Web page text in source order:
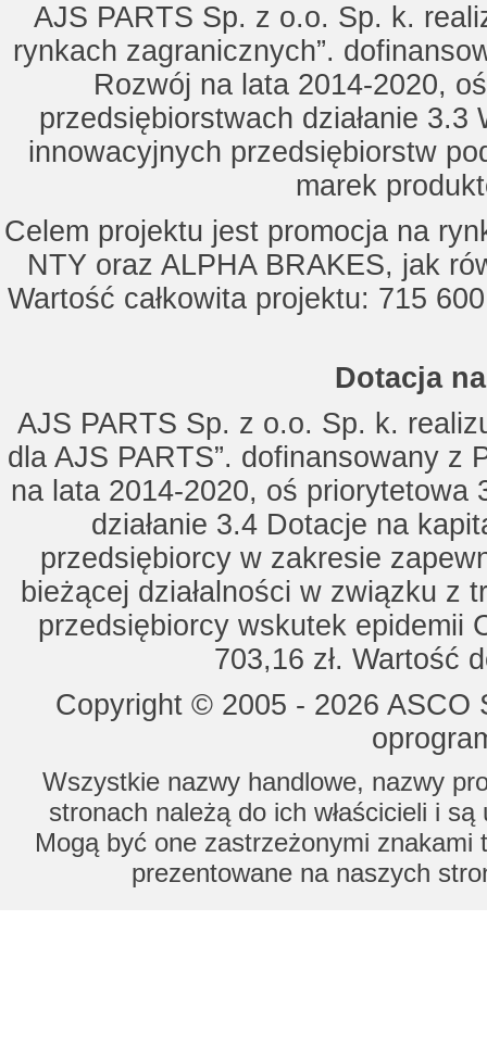
AJS PARTS Sp. z o.o. Sp. k.
rynkach zagranicznych”.
Rozwój na lata 2014-2020,
przedsiębiorstwach działanie
innowacyjnych przedsiębiorstw
marek
Celem projektu jest promocja na
NTY oraz ALPHA BRAKES, jak
Wartość całkowita projektu: 715
Dotacja
AJS PARTS Sp. z o.o. Sp. k.
dla AJS PARTS”. dofinansowany z
na lata 2014-2020, oś priorytetowa
działanie 3.4 Dotacje na
przedsiębiorcy w zakresie
bieżącej działalności w związku z
przedsiębiorcy wskutek epidemii
703,16 zł. Wartość
Copyright © 2005 - 2026
Wszystkie nazwy handlowe, nazwy
stronach należą do ich właścicieli i
Mogą być one zastrzeżonymi znakami
prezentowane na naszych